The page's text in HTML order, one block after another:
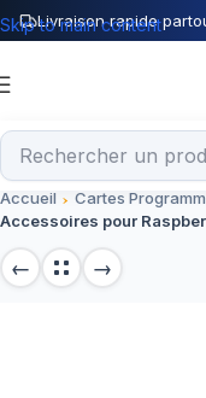
Livraison rapide
Skip to main content
Accueil Cartes
Accessoires pour